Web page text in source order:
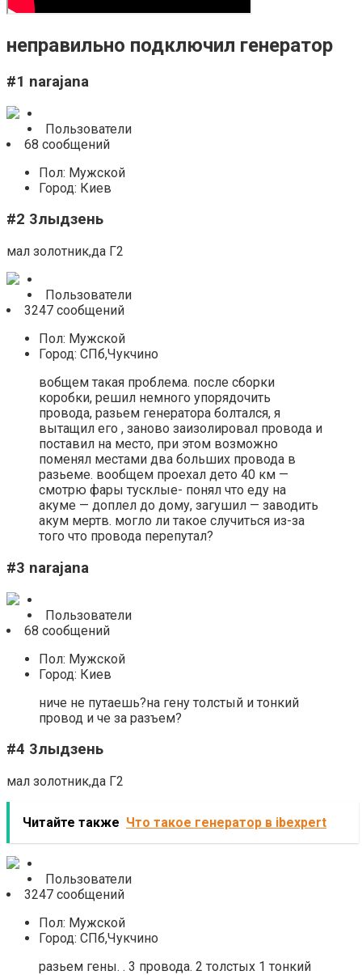
неправильно подключил генератор
#1 narajana
Пользователи
68 сообщений
Пол: Мужской
Город: Киев
#2 3лыдзень
мал золотник,да Г2
Пользователи
3247 сообщений
Пол: Мужской
Город: СПб,Чукчино
вобщем такая проблема. после сборки
коробки, решил немного упорядочить
провода, разьем генератора болтался, я
вытащил его , заново заизолировал провода и
поставил на место, при этом возможно
поменял местами два больших провода в
разьеме. вообщем проехал дето 40 км —
смотрю фары тусклые- понял что еду на
акуме — доплел до дому, загушил — заводить
акум мертв. могло ли такое случиться из-за
того что провода перепутал?
#3 narajana
Пользователи
68 сообщений
Пол: Мужской
Город: Киев
ниче не путаешь?на гену толстый и тонкий
провод и че за разъем?
#4 3лыдзень
мал золотник,да Г2
Читайте также Что такое генератор в ibexpert
Пользователи
3247 сообщений
Пол: Мужской
Город: СПб,Чукчино
разьем гены. . 3 провода. 2 толстых 1 тонкий